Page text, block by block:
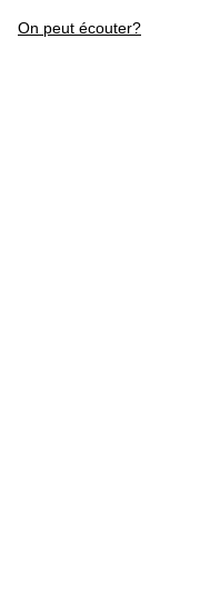
On peut écouter?